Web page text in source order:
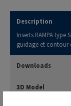
Description
Inserts RAMPA
guidage et contour
Downloads
3D Model